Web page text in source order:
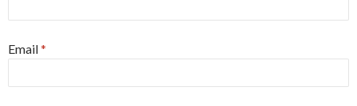
Email*